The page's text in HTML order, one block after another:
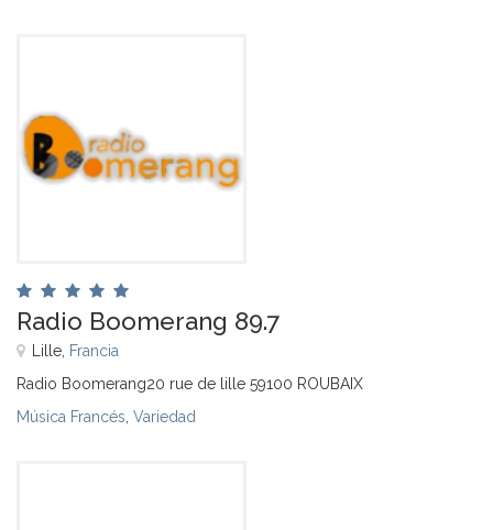
Radio Boomerang 89.7
Lille, Francia
Radio Boomerang20 rue de lille 59100 ROUBAIX
Música Francés Variedad